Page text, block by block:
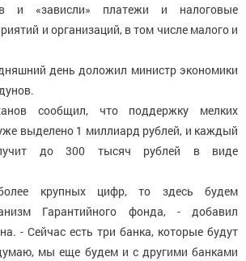
и «зависли» платежи и налоговые
и организаций, в том числе малого и
день доложил министр экономики
сообщил, что поддержку мелких
выделено 1 миллиард рублей, и каждый
до 300 тысяч рублей в виде
крупных цифр, то здесь будем
Гарантийного фонда, - добавил
- Сейчас есть три банка, которые будут
мы еще будем и с другими банками